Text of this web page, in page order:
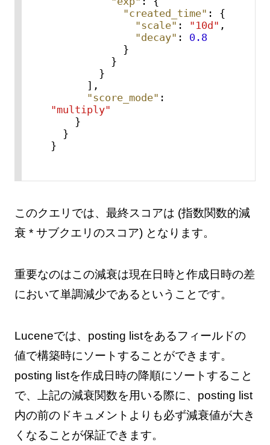
"created_time" :
{
"scale" : "10d" ,
"decay" :
0.8
}
}
}
] ,
"score_mode" :
"multiply"
}
}
}
このクエリでは、最終スコアは (指数関数的減
衰 * サブクエリのスコア) となります。
重要なのはこの減衰は現在日時と作成日時の差
において単調減少であるということです。
Luceneでは、posting listをあるフィールドの
値で構築時にソートすることができます。
posting listを作成日時の降順にソートすること
で、上記の減衰関数を用いる際に、posting list
内の前のドキュメントよりも必ず減衰値が大き
くなることが保証できます。